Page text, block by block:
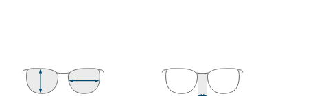
a leveza e a resistência a quebras.
100% de proteção contra a luz solar. As
categoria 3 (transmissão da luz de 8% a 18%).
praia ou na cidade.